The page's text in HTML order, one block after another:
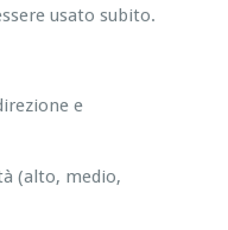
usato subito.
e
(alto, medio,